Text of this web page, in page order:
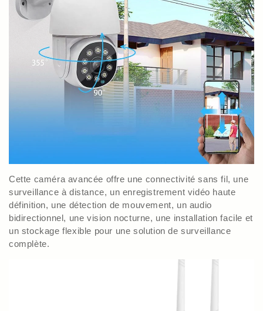
Cette caméra avancée offre une connectivité sans fil, une
surveillance à distance, un enregistrement vidéo haute
définition, une détection de mouvement, un audio
bidirectionnel, une vision nocturne, une installation facile et
un stockage flexible pour une solution de surveillance
complète.